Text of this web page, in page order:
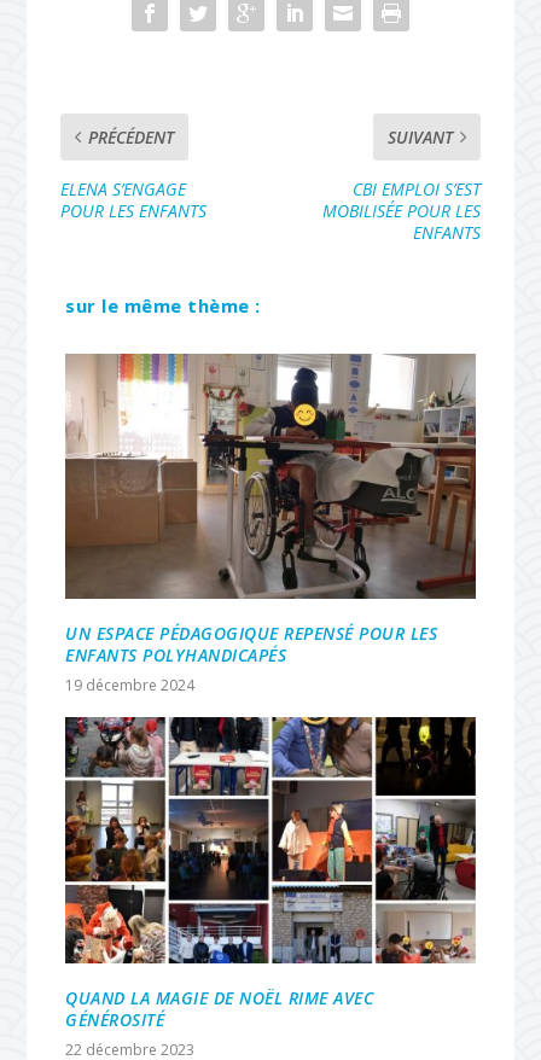
PRÉCÉDENT
ELENA S’ENGAGE
POUR LES ENFANTS
SUIVANT
CBI EMPLOI S’EST
MOBILISÉE POUR LES
ENFANTS
sur le même thème :
UN ESPACE PÉDAGOGIQUE REPENSÉ POUR LES
ENFANTS POLYHANDICAPÉS
19 décembre 2024
QUAND LA MAGIE DE NOËL RIME AVEC
GÉNÉROSITÉ
22 décembre 2023